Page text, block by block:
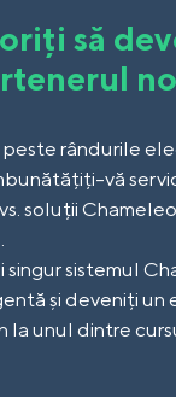
să
rândurile
vă
soluții
singur sistemul
și deveniți
la unul dintre